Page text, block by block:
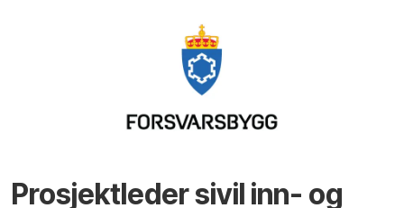
Prosjektleder sivil inn- og